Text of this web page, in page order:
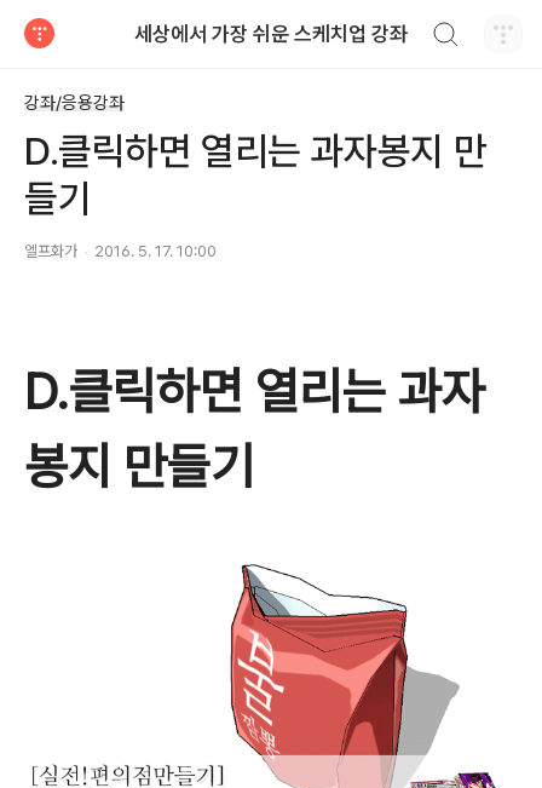
세상에서 가장 쉬운 스케치업 강좌
강좌/응용강좌
D.클릭하면 열리는 과자봉지 만
들기
엘프화가 2016. 5. 17. 10:00
D.클릭하면 열리는 과자
봉지 만들기